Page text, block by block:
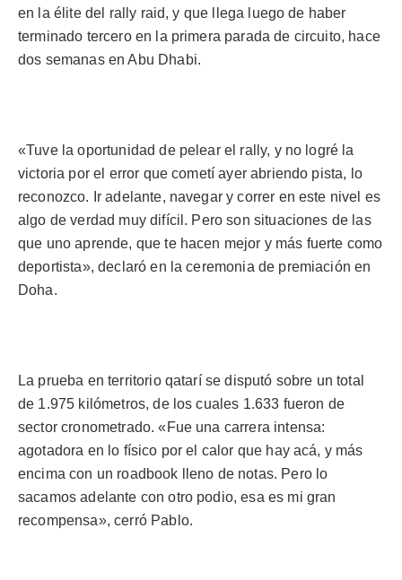
en la élite del rally raid, y que llega luego de haber
terminado tercero en la primera parada de circuito, hace
dos semanas en Abu Dhabi.
«Tuve la oportunidad de pelear el rally, y no logré la
victoria por el error que cometí ayer abriendo pista, lo
reconozco. Ir adelante, navegar y correr en este nivel es
algo de verdad muy difícil. Pero son situaciones de las
que uno aprende, que te hacen mejor y más fuerte como
deportista», declaró en la ceremonia de premiación en
Doha.
La prueba en territorio qatarí se disputó sobre un total
de 1.975 kilómetros, de los cuales 1.633 fueron de
sector cronometrado. «Fue una carrera intensa:
agotadora en lo físico por el calor que hay acá, y más
encima con un roadbook lleno de notas. Pero lo
sacamos adelante con otro podio, esa es mi gran
recompensa», cerró Pablo.